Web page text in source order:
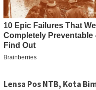
Lensa Pos NTB, Kota